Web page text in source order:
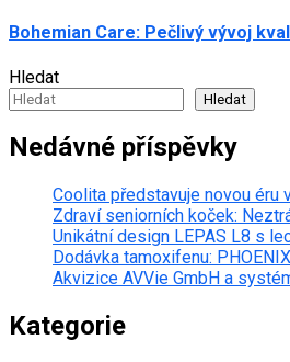
Bohemian Care: Pečlivý vývoj
Hledat
Hledat
Nedávné příspěvky
Coolita představuje novou éru
Zdraví seniorních koček:
Unikátní design LEPAS L8 s
Dodávka tamoxifenu:
Akvizice AVVie GmbH a
Kategorie